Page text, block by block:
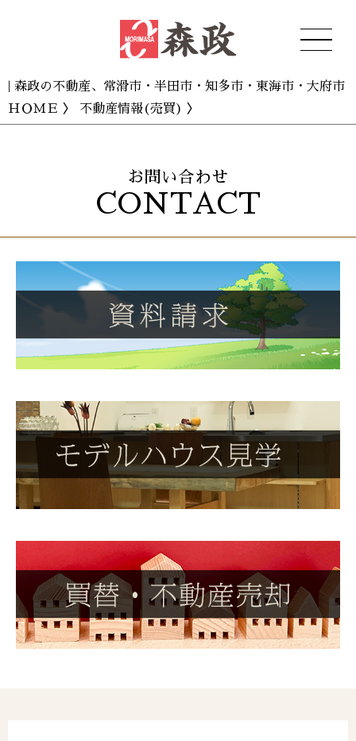
| 森政の不動産、常滑市・半田市・知多市・東海市・大府市
ＨＯＭＥ 〉 不動産情報(売買) 〉
お問い合わせ
CONTACT